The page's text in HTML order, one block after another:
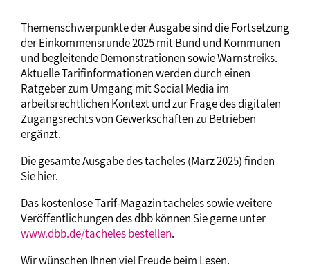
Themenschwerpunkte der Ausgabe sind die Fortsetzung
der Einkommensrunde 2025 mit Bund und Kommunen
und begleitende Demonstrationen sowie Warnstreiks.
Aktuelle Tarifinformationen werden durch einen
Ratgeber zum Umgang mit Social Media im
arbeitsrechtlichen Kontext und zur Frage des digitalen
Zugangsrechts von Gewerkschaften zu Betrieben
ergänzt.
Die gesamte Ausgabe des tacheles (März 2025) finden
Sie hier.
Das kostenlose Tarif-Magazin tacheles sowie weitere
Veröffentlichungen des dbb können Sie gerne unter
www.dbb.de/tacheles bestellen.
Wir wünschen Ihnen viel Freude beim Lesen.